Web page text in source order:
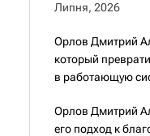
Липня, 2026
Орлов Дмитрий
который
в работающую
Орлов Дмитрий
его подход к